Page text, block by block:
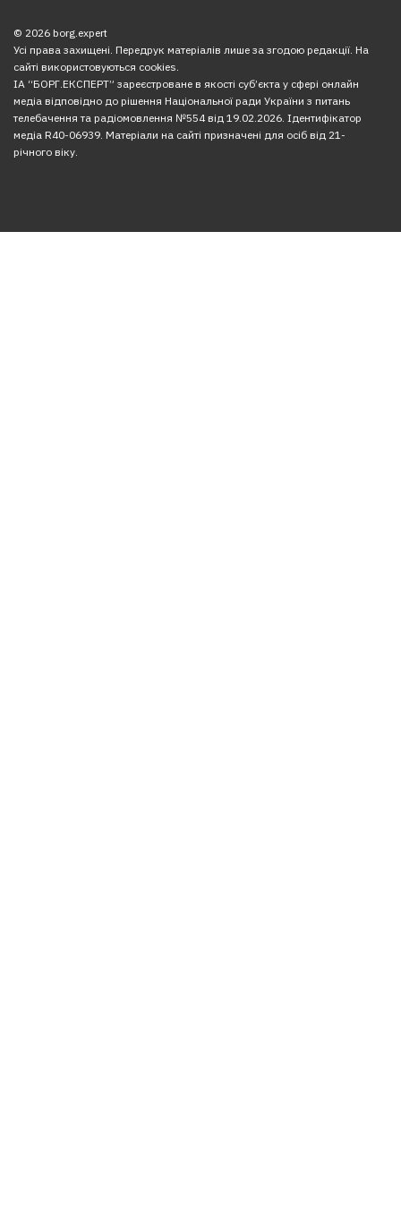
© 2026 borg.expert
Усі права захищені. Передрук матеріалів лише за згодою редакції. На
сайті використовуються cookies.
ІА “БОРГ.ЕКСПЕРТ” зареєстроване в якості суб’єкта у сфері онлайн
медіа відповідно до рішення Національної ради України з питань
телебачення та радіомовлення №554 від 19.02.2026. Ідентифікатор
медіа R40-06939. Матеріали на сайті призначені для осіб від 21-
річного віку.